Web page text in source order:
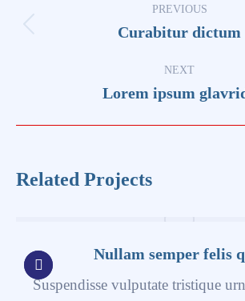
navigation
PREVIOUS
Previous
Curabitur dictum
NEXT
Next
project:
Lorem ipsum
Related Projects
Nullam semper felis
Suspendisse vulputate tristique